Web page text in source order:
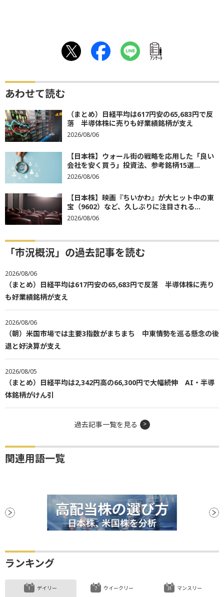
ｱﾝｹｰﾄ
あわせて読む
（まとめ）日経平均は617円安の65,683円で反
落 半導体株に売りも好業績銘柄が支え
2026/08/06
【日本株】ウォール街の戦略を応用した「良い
会社を安く買う」投資法、参考銘柄15選...
2026/08/06
【日本株】映画『ちいかわ』が大ヒット中の東
宝（9602）など、久しぶりに注目される...
2026/08/06
「市況概況」の過去記事を読む
2026/08/06
（まとめ）日経平均は617円安の65,683円で反落 半導体株に売り
も好業績銘柄が支え
2026/08/06
（朝）米国市場では主要3指数がまちまち 中東情勢を巡る懸念の後
退と好決算が支え
2026/08/05
（まとめ）日経平均は2,342円高の66,300円で大幅続伸 AI・半導
体銘柄がけん引
過去記事一覧を見る
関連用語一覧
ランキング
デイリー ウイークリー マンスリー